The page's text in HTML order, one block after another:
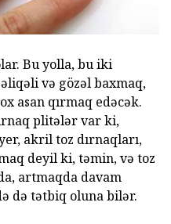
Bu yolla, bu iki
və gözəl baxmaq,
asan qırmaq edəcək.
plitələr var ki,
akril toz dırnaqları,
deyil ki, təmin, və toz
artmaqda davam
də tətbiq oluna bilər.